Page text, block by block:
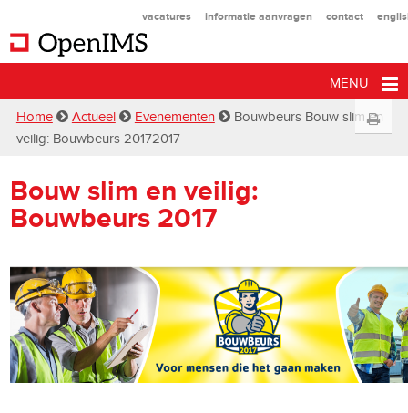
vacatures informatie aanvragen contact
MENU
Home Actueel Evenementen
Bouwbeurs Bouw slim en
veilig: Bouwbeurs 20172017
Bouw slim en veilig:
Bouwbeurs 2017